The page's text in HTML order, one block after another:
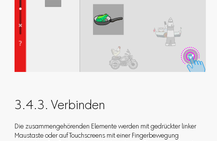
3.4.3. Verbinden
Die zusammengehörenden Elemente werden mit gedrückter linker
Maustaste oder auf Touchscreens mit einer Fingerbewegung